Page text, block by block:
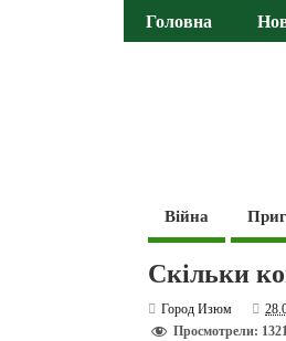
Головна
Війна
Скільки
Город Изюм
Просмотрели: